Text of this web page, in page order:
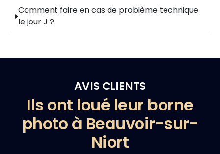
Comment faire en cas de problème technique
le jour J ?
AVIS CLIENTS
Ils ont loué leur borne
photo à Beauvoir-sur-
Niort